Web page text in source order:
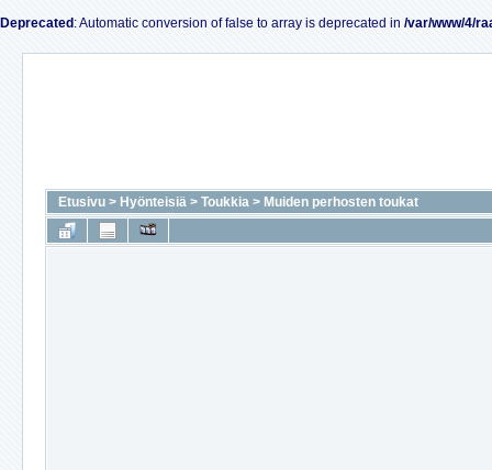
Deprecated : Automatic conversion of false to array is deprecated in /var/www/4/
Etusivu > Hyönteisiä > Toukkia > Muiden perhosten toukat